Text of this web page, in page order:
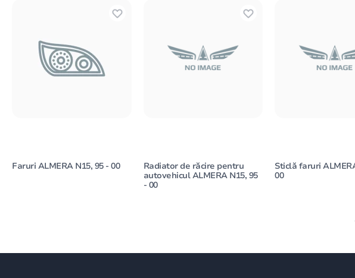
Faruri ALMERA N15, 95 - 00
Radiator de răcire pentru
autovehicul ALMERA N15, 95
- 00
Sticlă faruri
00